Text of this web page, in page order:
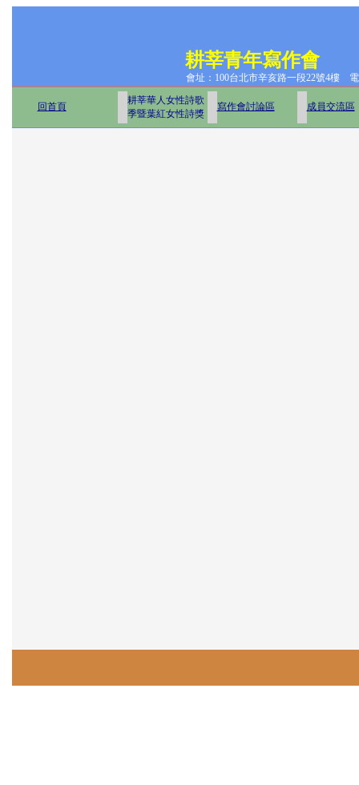
耕莘青年寫作會
會址：100台北市辛亥路一段22號4樓
回首頁
耕莘華人女性詩歌
季暨葉紅女性詩獎
寫作會討論區 成員交流區